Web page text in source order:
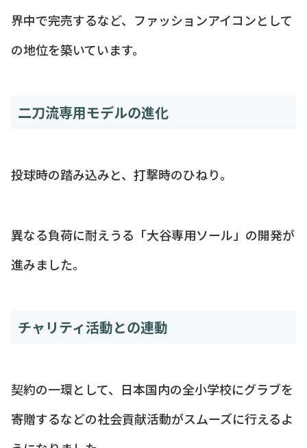
界中で完売するなど、ファッションアイコンとして
の地位を築いています。
二刀流専用モデルの進化
投球時の踏み込みと、打撃時のひねり。
異なる負荷に耐えうる「大谷専用ソール」の開発が
進みました。
チャリティ活動との連動
契約の一環として、日本国内の全小学校にグラブを
寄贈するなどの社会貢献活動がスムーズに行えるよ